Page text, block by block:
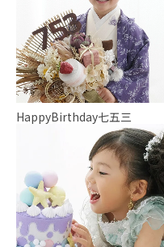
HappyBirthday七五三